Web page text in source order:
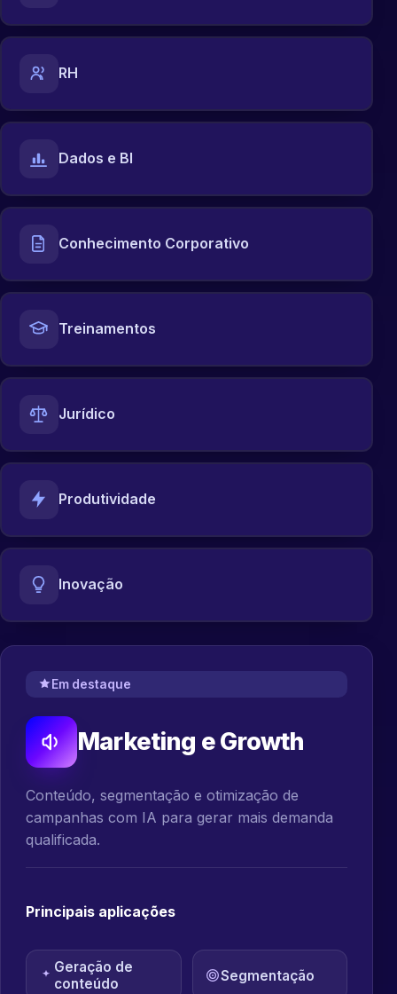
RH
Dados e BI
Conhecimento Corporativo
Treinamentos
Jurídico
Produtividade
Inovação
Em destaque
Marketing e Growth
Conteúdo, segmentação e otimização de
campanhas com IA para gerar mais demanda
qualificada.
Principais aplicações
Geração de
conteúdo
Segmentação